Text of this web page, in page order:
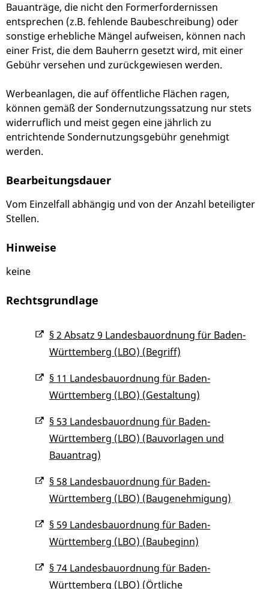
Bauanträge, die nicht den Formerfordernissen
entsprechen (z.B. fehlende Baubeschreibung) oder
sonstige erhebliche Mängel aufweisen, können nach
einer Frist, die dem Bauherrn gesetzt wird, mit einer
Gebühr versehen und zurückgewiesen werden.
Werbeanlagen, die auf öffentliche Flächen ragen,
können gemäß der Sondernutzungssatzung nur stets
widerruflich und meist gegen eine jährlich zu
entrichtende Sondernutzungsgebühr genehmigt
werden.
Bearbeitungsdauer
Vom Einzelfall abhängig und von der Anzahl beteiligter
Stellen.
Hinweise
keine
Rechtsgrundlage
§ 2 Absatz 9 Landesbauordnung für Baden-
Württemberg (LBO) (Begriff)
§ 11 Landesbauordnung für Baden-
Württemberg (LBO) (Gestaltung)
§ 53 Landesbauordnung für Baden-
Württemberg (LBO) (Bauvorlagen und
Bauantrag)
§ 58 Landesbauordnung für Baden-
Württemberg (LBO) (Baugenehmigung)
§ 59 Landesbauordnung für Baden-
Württemberg (LBO) (Baubeginn)
§ 74 Landesbauordnung für Baden-
Württemberg (LBO) (Örtliche